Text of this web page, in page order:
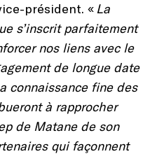
président. « La
s’inscrit parfaitement
nos liens avec le
de longue date
connaissance fine des
à rapprocher
de Matane de son
qui façonnent